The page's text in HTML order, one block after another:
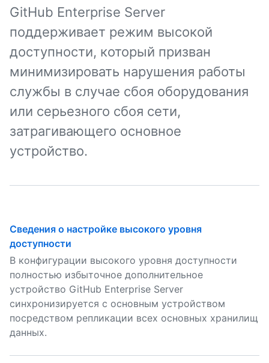
GitHub Enterprise Server
поддерживает режим высокой
доступности, который призван
минимизировать нарушения работы
службы в случае сбоя оборудования
или серьезного сбоя сети,
затрагивающего основное
устройство.
Сведения о настройке высокого уровня
доступности
В конфигурации высокого уровня доступности
полностью избыточное дополнительное
устройство GitHub Enterprise Server
синхронизируется с основным устройством
посредством репликации всех основных хранилищ
данных.